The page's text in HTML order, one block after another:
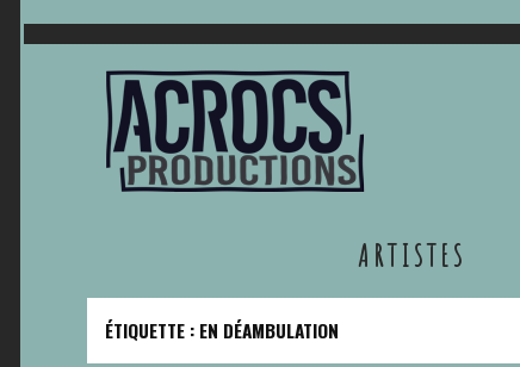
ARTISTES
ÉTIQUETTE : EN DÉAMBULATION